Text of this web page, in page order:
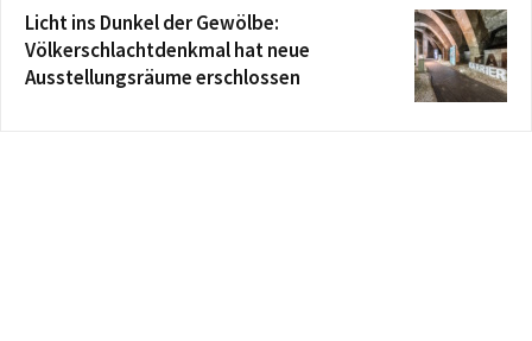
Licht ins Dunkel der Gewölbe:
Völkerschlachtdenkmal hat neue
Ausstellungsräume erschlossen